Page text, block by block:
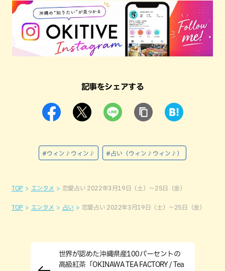
記事をシェアする
#ウィン♪ウィン♪ #占い（ウィン♪ウィン♪）
TOP エンタメ 恋愛占い 2022年3月19日（土）～25日（金）
TOP エンタメ 占い 恋愛占い 2022年3月19日（土）～25日（金）
世界が認めた沖縄県産100パーセントの
高級紅茶「OKINAWA TEA FACTORY / Tea